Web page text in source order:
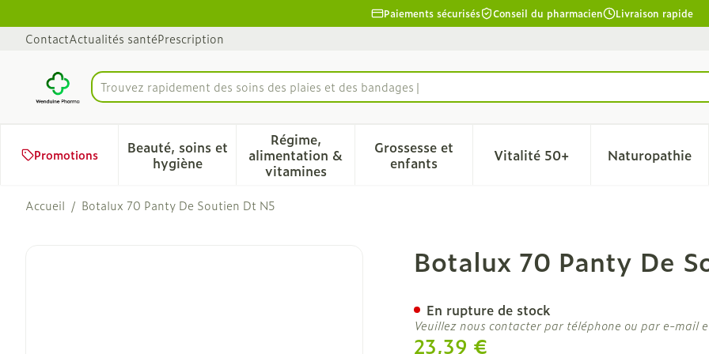
Paiements sécurisés Conseil du pharmacien Livraison rapide
ContactActualités santéPrescription
Rechercher
Trouvez rapidement des soins des plaies et des bandages
Promotions
Beauté, soins et
hygièneAfficher le sous-menu pour la catégorie Beauté, soins et hygiène
Régime,
alimentation &
vitaminesAfficher le sous-menu pour la catégorie Régime, alimentation &
Grossesse et
enfantsAfficher le sous-menu pour la catégorie
Vitalité 50+Afficher le sous-menu pour
Naturopathie
Afficher
Accueil / Botalux 70 Panty De Soutien Dt N5
Botalux 70 Panty De Soutien Dt N5Botalux 70 Panty De
23,39 €
En rupture de stock
Veuillez nous contacter par téléphone ou par e-mail